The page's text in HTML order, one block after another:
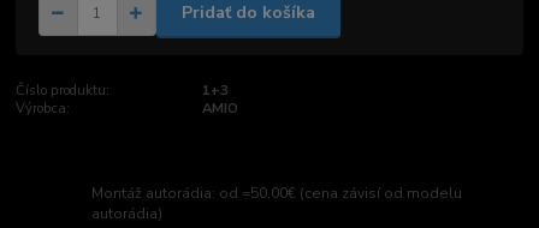
Pridať do košíka
Číslo produktu:
1+3
Výrobca:
AMIO
Montáž autorádia: od =50,00€ (cena závisí od modelu
autorádia)